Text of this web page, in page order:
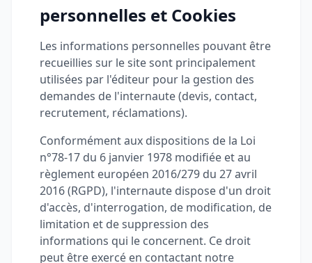
personnelles et Cookies
Les informations personnelles pouvant être
recueillies sur le site sont principalement
utilisées par l'éditeur pour la gestion des
demandes de l'internaute (devis, contact,
recrutement, réclamations).
Conformément aux dispositions de la Loi
n°78-17 du 6 janvier 1978 modifiée et au
règlement européen 2016/279 du 27 avril
2016 (RGPD), l'internaute dispose d'un droit
d'accès, d'interrogation, de modification, de
limitation et de suppression des
informations qui le concernent. Ce droit
peut être exercé en contactant notre